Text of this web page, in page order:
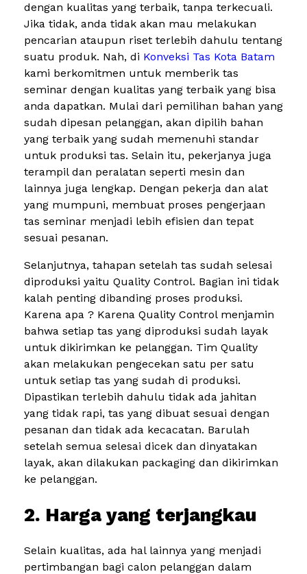
dengan kualitas yang terbaik, tanpa terkecuali.
Jika tidak, anda tidak akan mau melakukan
pencarian ataupun riset terlebih dahulu tentang
suatu produk. Nah, di Konveksi Tas Kota Batam
kami berkomitmen untuk memberik tas
seminar dengan kualitas yang terbaik yang bisa
anda dapatkan. Mulai dari pemilihan bahan yang
sudah dipesan pelanggan, akan dipilih bahan
yang terbaik yang sudah memenuhi standar
untuk produksi tas. Selain itu, pekerjanya juga
terampil dan peralatan seperti mesin dan
lainnya juga lengkap. Dengan pekerja dan alat
yang mumpuni, membuat proses pengerjaan
tas seminar menjadi lebih efisien dan tepat
sesuai pesanan.
Selanjutnya, tahapan setelah tas sudah selesai
diproduksi yaitu Quality Control. Bagian ini tidak
kalah penting dibanding proses produksi.
Karena apa ? Karena Quality Control menjamin
bahwa setiap tas yang diproduksi sudah layak
untuk dikirimkan ke pelanggan. Tim Quality
akan melakukan pengecekan satu per satu
untuk setiap tas yang sudah di produksi.
Dipastikan terlebih dahulu tidak ada jahitan
yang tidak rapi, tas yang dibuat sesuai dengan
pesanan dan tidak ada kecacatan. Barulah
setelah semua selesai dicek dan dinyatakan
layak, akan dilakukan packaging dan dikirimkan
ke pelanggan.
2. Harga yang terjangkau
Selain kualitas, ada hal lainnya yang menjadi
pertimbangan bagi calon pelanggan dalam